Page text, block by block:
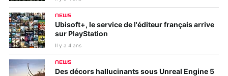
NEWS
Ubisoft+, le service de l'éditeur français arrive
sur PlayStation
Il y a 4 ans
NEWS
Des décors hallucinants sous Unreal Engine 5